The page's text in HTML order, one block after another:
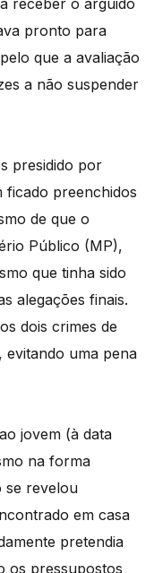
receber o arguido
pronto para
que a avaliação
a não suspender
presidido por
ficado preenchidos
de que o
Público (MP),
que tinha sido
alegações finais.
dois crimes de
evitando uma pena
jovem (à data
na forma
se revelou
em casa
pretendia
os pressupostos